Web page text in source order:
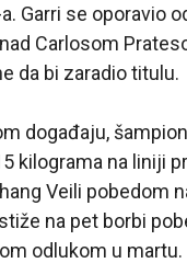
Garri se oporavio
Carlosom
da bi zaradio titulu.
događaju,
kilograma na liniji
Veili pobedom
na pet borbi
odlukom u martu.